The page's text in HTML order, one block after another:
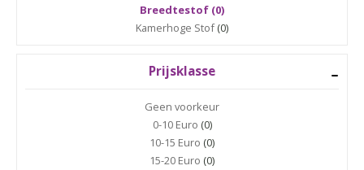
Breedtestof (0)
Kamerhoge Stof(0)
Prijsklasse
Geen voorkeur
0-10 Euro (0)
10-15 Euro (0)
15-20 Euro (0)